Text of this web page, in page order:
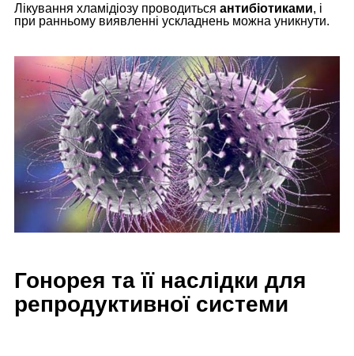
Лікування хламідіозу проводиться антибіотиками, і
при ранньому виявленні ускладнень можна уникнути.
Гонорея та її наслідки для
репродуктивної системи